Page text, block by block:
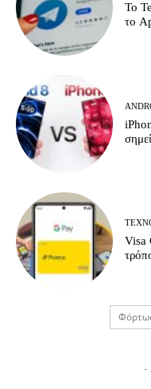
Το
το
Visa
-